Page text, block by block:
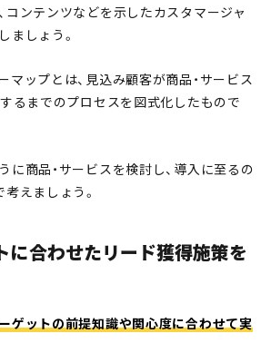
コンテンツなどを示したカスタマージャ
ましょう。
マップとは、見込み顧客が商品・サービス
するまでのプロセスを図式化したもので
に商品・サービスを検討し、導入に至るの
えましょう。
に合わせたリード獲得施策を
ゲットの前提知識や関心度に合わせて実